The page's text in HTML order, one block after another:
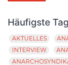
Häufigste
AKTUELLES
INTERVIEW